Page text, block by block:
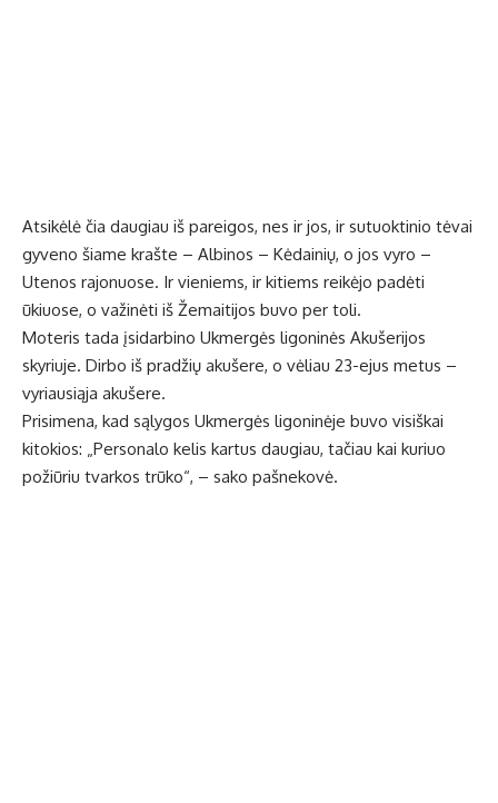
Atsikėlė čia daugiau iš pareigos, nes ir jos, ir sutuoktinio tėvai
gyveno šiame krašte – Albinos – Kėdainių, o jos vyro –
Utenos rajonuose. Ir vieniems, ir kitiems reikėjo padėti
ūkiuose, o važinėti iš Žemaitijos buvo per toli.
Moteris tada įsidarbino Ukmergės ligoninės Akušerijos
skyriuje. Dirbo iš pradžių akušere, o vėliau 23-ejus metus –
vyriausiąja akušere.
Prisimena, kad sąlygos Ukmergės ligoninėje buvo visiškai
kitokios: „Personalo kelis kartus daugiau, tačiau kai kuriuo
požiūriu tvarkos trūko“, – sako pašnekovė.